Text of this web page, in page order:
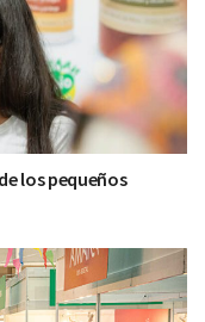
los pequeños